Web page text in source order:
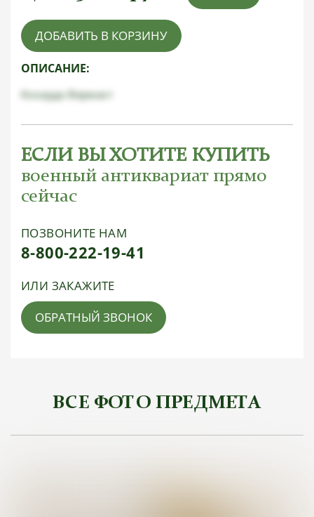
ДОБАВИТЬ В КОРЗИНУ
ОПИСАНИЕ:
Кокарда Вермахт
ЕСЛИ ВЫ ХОТИТЕ КУПИТЬ
военный антиквариат прямо
сейчас
ПОЗВОНИТЕ НАМ
8-800-222-19-41
ИЛИ ЗАКАЖИТЕ
ОБРАТНЫЙ ЗВОНОК
ВСЕ ФОТО ПРЕДМЕТА